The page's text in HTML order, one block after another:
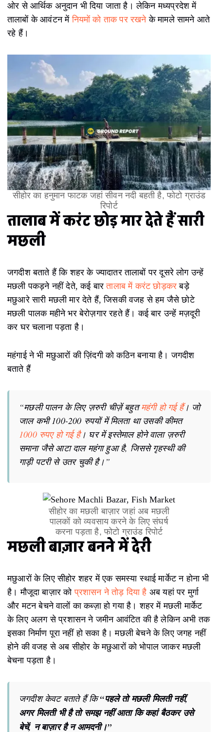
ओर से आर्थिक अनुदान भी दिया जाता है। लेकिन मध्यप्रदेश में
तालाबों के आवंटन मेंनियमों को ताक पर रखनेके मामले सामने आते
रहे हैं।
सीहोर का हनुमान फाटक जहां सीवन नदी बहती है, फोटो ग्राउंड
रिपोर्ट
तालाब में करंट छोड़ मार देते हैं सारी
मछली
जगदीश बताते हैं कि शहर के ज्यादातर तालाबों पर दूसरे लोग उन्हें
मछली पकड़ने नहीं देते, कई बारतालाब में करंट छोड़कर बड़े
मछुआरे सारी मछली मार देते हैं, जिसकी वजह से हम जैसे छोटे
मछली पालक महीने भर बेरोज़गार रहते हैं। कई बार उन्हें मज़दूरी
कर घर चलाना पड़ता है।
महंगाई ने भी मछुआरों की ज़िंदगी को कठिन बनाया है। जगदीश
बताते हैं
“मछली पालन के लिए ज़रुरी चीज़ें बहुतमहंगी हो गई हैं। जो
जाल कभी 100-200 रुपयों में मिलता था उसकी कीमत
1000 रुपए हो गई है। घर में इस्तेमाल होने वाला ज़रुरी
समाना जैसे आटा दाल महंगा हुआ है, जिससे गृहस्थी की
गाड़ी पटरी से उतर चुकी है।”
सीहोर का मछली बाज़ार जहां अब मछली पालकों को व्यवसाय करने
के लिए संघर्ष करना पड़ता है, फोटो ग्राउंड रिपोर्ट
मछली बाज़ार बनने में देरी